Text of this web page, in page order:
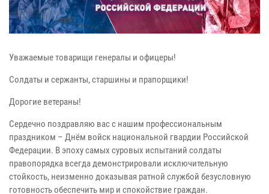
Уважаемые товарищи генералы и офицеры!
Солдаты и сержанты, старшины и прапорщики!
Дорогие ветераны!
Сердечно поздравляю вас с нашим профессиональным
праздником – Днём войск национальной гвардии Российской
Федерации. В эпоху самых суровых испытаний солдаты
правопорядка всегда демонстрировали исключительную
стойкость, неизменно доказывая ратной службой безусловную
готовность обеспечить мир и спокойствие граждан.